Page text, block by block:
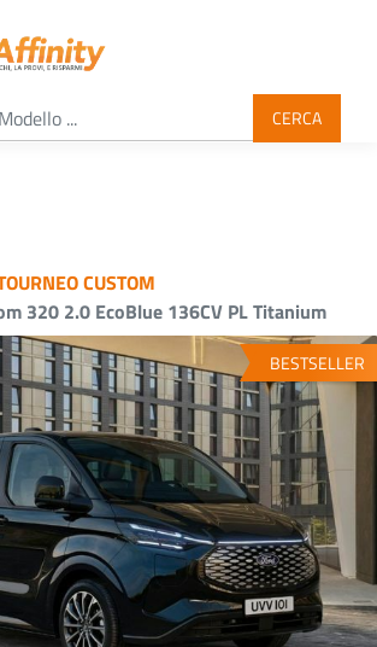
CERCA
CUSTOM
320 2.0 EcoBlue 136CV PL Titanium
BESTSELLER